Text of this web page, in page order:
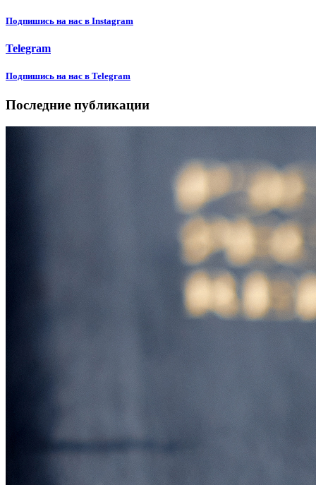
Подпишиcь на нас в Instagram
Telegram
Подпишиcь на нас в Telegram
Последние публикации